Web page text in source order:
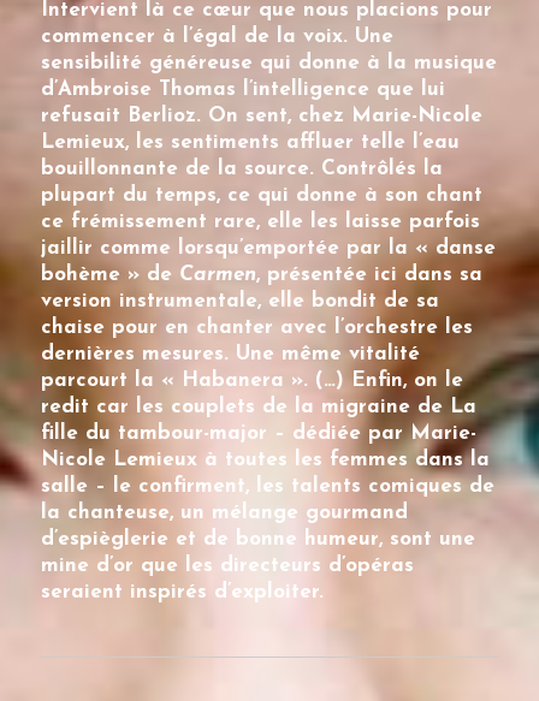
Intervient là ce cœur que nous placions pour
commencer à l’égal de la voix. Une
sensibilité généreuse qui donne à la musique
d’Ambroise Thomas l’intelligence que lui
refusait Berlioz. On sent, chez
Marie-Nicole
Lemieux, les sentiments affluer telle l’eau
bouillonnante de la source. Contrôlés la
plupart du temps, ce qui donne à son chant
ce frémissement rare, elle les laisse parfois
jaillir comme lorsqu’emportée par la « danse
bohème » de Carmen, présentée ici dans sa
version instrumentale, elle bondit de sa
chaise pour en chanter avec l’orchestre les
dernières mesures. Une même vitalité
parcourt la « Habanera ». (…) Enfin, on le
redit car les couplets de la migraine de La
fille du tambour-major – dédiée parMarie-
Nicole Lemieux à toutes les femmes dans la
salle – le confirment, les talents comiques de
la chanteuse, un mélange gourmand
d’espièglerie et de bonne humeur, sont une
mine d’or que les directeurs d’opéras
seraient inspirés d’exploiter.